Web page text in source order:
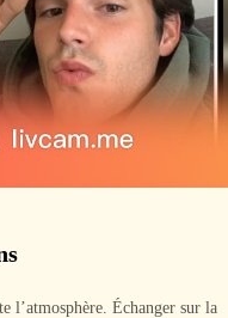
l’atmosphère. Échanger sur la